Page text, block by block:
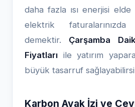
daha fazla ısı enerjisi
elektrik
demektir. Çarşamba
Fiyatları ile yatırım
büyük tasarruf
Karbon Ayak İzi ve